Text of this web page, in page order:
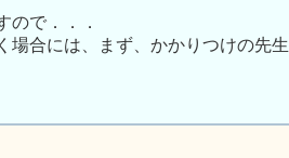
ので．．．
場合には、まず、かかりつけの先生